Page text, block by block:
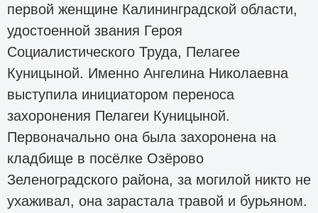
первой женщине Калининградской области,
удостоенной звания Героя
Социалистического Труда, Пелагее
Куницыной. Именно Ангелина Николаевна
выступила инициатором переноса
захоронения Пелагеи Куницыной.
Первоначально она была захоронена на
кладбище в посёлке Озёрово
Зеленоградского района, за могилой никто не
ухаживал, она зарастала травой и бурьяном.